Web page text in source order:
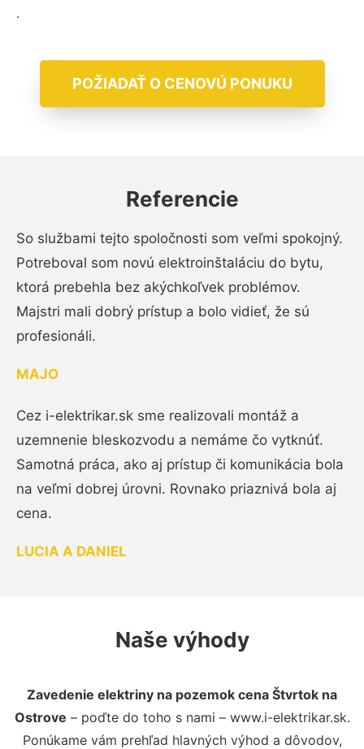
.
POŽIADAŤ O CENOVÚ PONUKU
Referencie
So službami tejto spoločnosti som veľmi spokojný.
Potreboval som novú elektroinštaláciu do bytu,
ktorá prebehla bez akýchkoľvek problémov.
Majstri mali dobrý prístup a bolo vidieť, že sú
profesionáli.
MAJO
Cez i-elektrikar.sk sme realizovali montáž a
uzemnenie bleskozvodu a nemáme čo vytknúť.
Samotná práca, ako aj prístup či komunikácia bola
na veľmi dobrej úrovni. Rovnako priaznivá bola aj
cena.
LUCIA A DANIEL
Naše výhody
Zavedenie elektriny na pozemok cena Štvrtok na
Ostrove – poďte do toho s nami – www.i-elektrikar.sk.
Ponúkame vám prehľad hlavných výhod a dôvodov,